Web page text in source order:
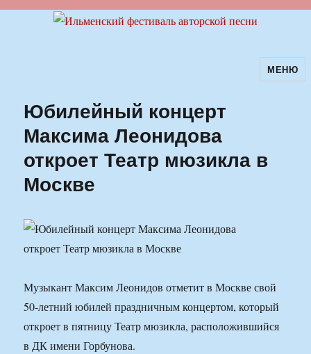
Ильменский фестиваль авторской
песни
МЕНЮ
Юбилейный концерт
Максима Леонидова
откроет Театр мюзикла в
Москве
Музыкант Максим Леонидов отметит в Москве свой
50-летний юбилей праздничным концертом, который
откроет в пятницу Театр мюзикла, расположившийся
в ДК имени Горбунова.